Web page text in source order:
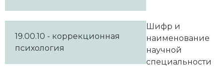
19.00.10 - коррекционная
психология
Шифр и
наименование
научной
специальности